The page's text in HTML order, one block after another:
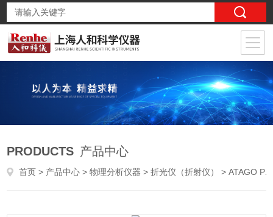
PRODUCTS 产品中心
首页 > 产品中心 >物理分析仪器 >折光仪（折射仪） > ATAGO PAL-2袖珍型折射仪